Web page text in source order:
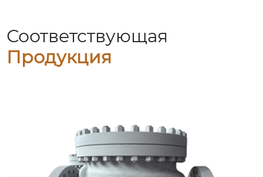
Соответствующая
Продукция